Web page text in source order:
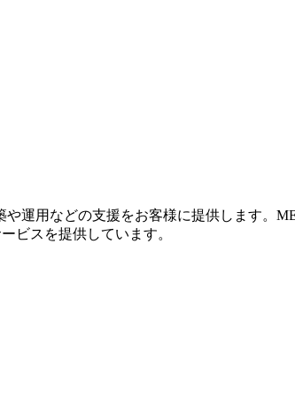
運用などの支援をお客様に提供します。
ビスを提供しています。